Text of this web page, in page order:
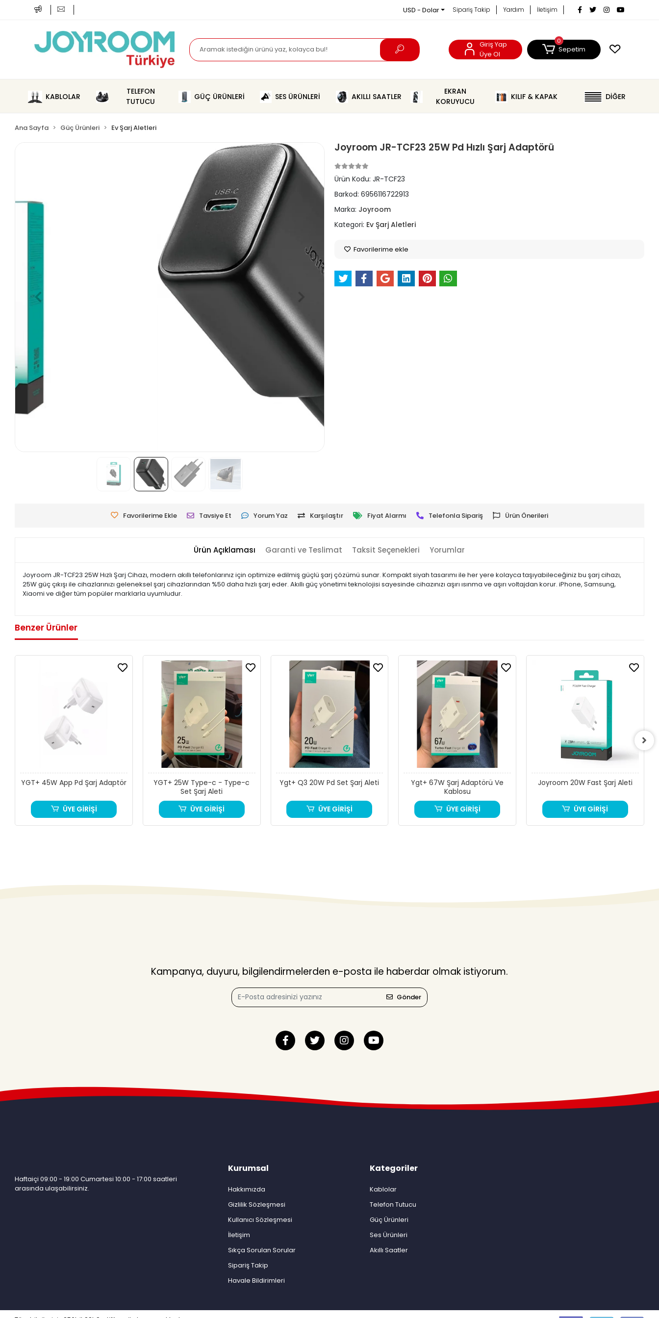
USD - Dolar Sipariş Takip Yardım İletişim
Giriş Yap
Üye Ol
0
Sepetim
KABLOLAR
TELEFON
TUTUCU
GÜÇ ÜRÜNLERİ SES ÜRÜNLERİ AKILLI SAATLER
EKRAN
KORUYUCU
KILIF & KAPAK DİĞER
Ana Sayfa Güç Ürünleri Ev Şarj Aletleri
Joyroom JR-TCF23 25W Pd Hızlı Şarj Adaptörü
Ürün Kodu: JR-TCF23
Barkod: 6956116722913
Marka: Joyroom
Kategori: Ev Şarj Aletleri
Favorilerime ekle
Favorilerime Ekle Tavsiye Et Yorum Yaz Karşılaştır Fiyat Alarmı Telefonla Sipariş Ürün Önerileri
Ürün Açıklaması Garanti ve Teslimat Taksit Seçenekleri Yorumlar
Joyroom JR-TCF23 25W Hızlı Şarj Cihazı, modern akıllı telefonlarınız için optimize edilmiş güçlü şarj çözümü sunar. Kompakt siyah tasarımı ile her yere kolayca taşıyabileceğiniz bu şarj cihazı,
25W güç çıkışı ile cihazlarınızı geleneksel şarj cihazlarından %50 daha hızlı şarj eder. Akıllı güç yönetimi teknolojisi sayesinde cihazınızı aşırı ısınma ve aşırı voltajdan korur. iPhone, Samsung,
Xiaomi ve diğer tüm popüler marklarla uyumludur.
Benzer Ürünler
YGT+ 45W App Pd Şarj Adaptör
ÜYE GİRİŞİ
YGT+ 25W Type-c - Type-c
Set Şarj Aleti
ÜYE GİRİŞİ
Ygt+ Q3 20W Pd Set Şarj Aleti
ÜYE GİRİŞİ
Ygt+ 67W Şarj Adaptörü Ve
Kablosu
ÜYE GİRİŞİ
Joyroom 20W Fast Şarj Aleti
ÜYE GİRİŞİ
Kampanya, duyuru, bilgilendirmelerden e-posta ile haberdar olmak istiyorum.
Gönder
Haftaiçi 09:00 - 19:00 Cumartesi 10:00 - 17:00 saatleri
arasında ulaşabilirsiniz.
Kurumsal
Hakkımızda
Gizlilik Sözleşmesi
Kullanıcı Sözleşmesi
İletişim
Sıkça Sorulan Sorular
Sipariş Takip
Havale Bildirimleri
Kategoriler
Kablolar
Telefon Tutucu
Güç Ürünleri
Ses Ürünleri
Akıllı Saatler